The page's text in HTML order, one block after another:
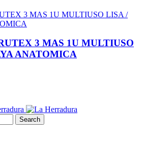
3 MAS 1U MULTIUSO
ANATOMICA